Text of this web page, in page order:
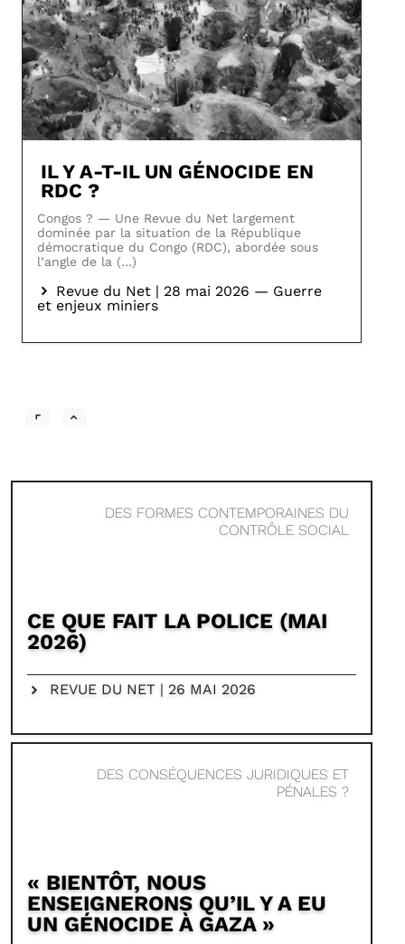
IL Y A-T-IL UN GÉNOCIDE EN
RDC ?
Congos ? — Une Revue du Net largement
dominée par la situation de la République
démocratique du Congo (RDC), abordée sous
l’angle de la (…)
Revue du Net | 28 mai 2026 — Guerre
et enjeux miniers
DES FORMES CONTEMPORAINES DU
CONTRÔLE SOCIAL
CE QUE FAIT LA POLICE (MAI
2026)
REVUE DU NET | 26 MAI 2026
DES CONSÉQUENCES JURIDIQUES ET
PÉNALES ?
« BIENTÔT, NOUS
ENSEIGNERONS QU’IL Y A EU
UN GÉNOCIDE À GAZA »